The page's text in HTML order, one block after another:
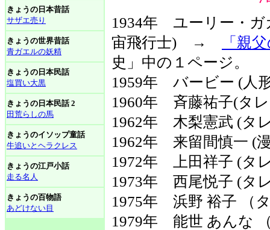
きょうの日本昔話
サザエ売り
きょうの世界昔話
青ガエルの妖精
きょうの日本民話
塩買い大黒
きょうの日本民話 2
田荒らしの馬
きょうのイソップ童話
牛追いとヘラクレス
きょうの江戸小話
走る名人
きょうの百物語
あどけない目
1934年 ユーリー・ガ
宙飛行士) →
「親
史」中の１ページ。
1959年 バービー (人
1960年 斉藤祐子(
1962年 木梨憲武 (
1962年 来留間慎一 (
1972年 上田祥子 (タ
1973年 西尾悦子 (タ
1975年 浜野 裕子 （
1979年 能世 あんな